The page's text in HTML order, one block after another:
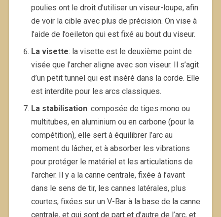
poulies ont le droit d’utiliser un viseur-loupe, afin
de voir la cible avec plus de précision. On vise à
l’aide de l’oeileton qui est fixé au bout du viseur.
La visette: la visette est le deuxième point de
visée que l’archer aligne avec son viseur. Il s’agit
d’un petit tunnel qui est inséré dans la corde. Elle
est interdite pour les arcs classiques.
La stabilisation: composée de tiges mono ou
multitubes, en aluminium ou en carbone (pour la
compétition), elle sert à équilibrer l’arc au
moment du lâcher, et à absorber les vibrations
pour protéger le matériel et les articulations de
l’archer. Il y a la canne centrale, fixée à l’avant
dans le sens de tir, les cannes latérales, plus
courtes, fixées sur un V-Bar à la base de la canne
centrale, et qui sont de part et d’autre de l’arc, et